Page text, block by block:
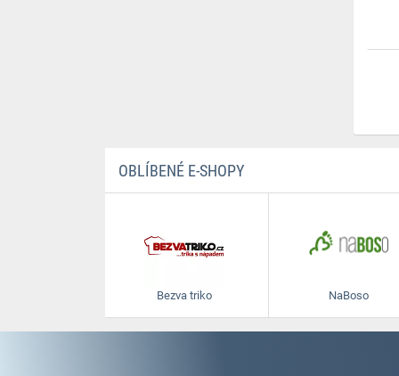
OBLÍBENÉ E-SHOPY
Bezva triko NaBoso